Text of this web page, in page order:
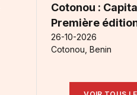
Cotonou :
Première
26-10-2026
Cotonou, Benin